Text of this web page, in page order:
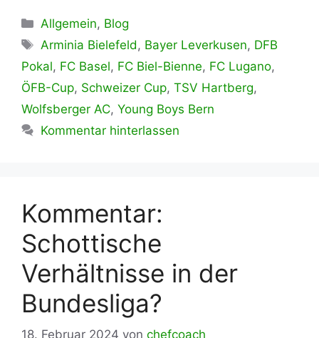
Kategorien
Allgemein, Blog
Schlagwörter
Arminia Bielefeld , Bayer Leverkusen, DFB
Pokal, FC Basel, FC Biel-Bienne, FC Lugano,
ÖFB-Cup, Schweizer Cup, TSV Hartberg,
Wolfsberger AC, Young Boys Bern
Kommentar hinterlassen
Kommentar:
Schottische
Verhältnisse in der
Bundesliga?
18. Februar 2024 von chefcoach